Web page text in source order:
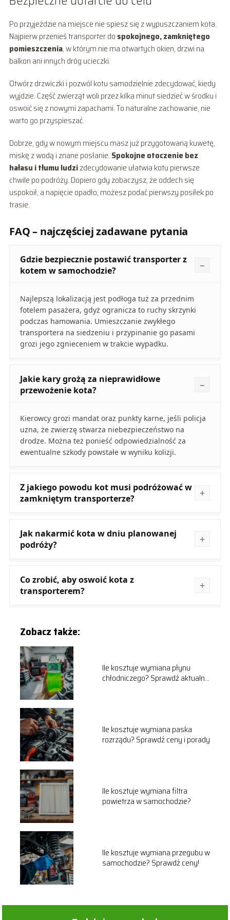
Po przyjeździe na miejsce nie spiesz się z wypuszczaniem kota.
Najpierw przenieś transporter do spokojnego, zamkniętego
pomieszczenia, w którym nie ma otwartych okien, drzwi na
balkon ani innych dróg ucieczki.
Otwórz drzwiczki i pozwól kotu samodzielnie zdecydować, kiedy
wyjdzie. Część zwierząt woli przez kilka minut siedzieć w środku i
oswoić się z nowymi zapachami. To naturalne zachowanie, nie
warto go przyspieszać.
Dobrze, gdy w nowym miejscu masz już przygotowaną kuwetę,
miskę z wodą i znane posłanie. Spokojne otoczenie bez
hałasu i tłumu ludzizdecydowanie ułatwia kotu pierwsze
chwile po podróży. Dopiero gdy zobaczysz, że oddech się
uspokoił, a napięcie opadło, możesz podać pierwszy posiłek po
trasie.
FAQ – najczęściej zadawane pytania
Gdzie bezpiecznie postawić transporter z
kotem w samochodzie?
Najlepszą lokalizacją jest podłoga tuż za przednim
fotelem pasażera, gdyż ogranicza to ruchy skrzynki
podczas hamowania. Umieszczanie zwykłego
transportera na siedzeniu i przypinanie go pasami
grozi jego zgnieceniem w trakcie wypadku.
Jakie kary grożą za nieprawidłowe
przewożenie kota?
Kierowcy grozi mandat oraz punkty karne, jeśli policja
uzna, że zwierzę stwarza niebezpieczeństwo na
drodze. Można też ponieść odpowiedzialność za
ewentualne szkody powstałe w wyniku kolizji.
Z jakiego powodu kot musi podróżować w
zamkniętym transporterze?
Jak nakarmić kota w dniu planowanej
podróży?
Co zrobić, aby oswoić kota z
transporterem?
Zobacz także:
Ile kosztuje wymiana płynu
chłodniczego? Sprawdź aktualne
Ile kosztuje wymiana paska
rozrządu? Sprawdź ceny i porady
Ile kosztuje wymiana filtra
powietrza w samochodzie?
Ile kosztuje wymiana przegubu w
samochodzie? Sprawdź ceny!